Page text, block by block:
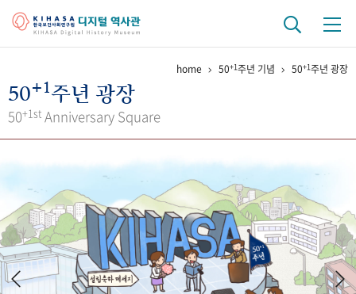
걸어온 길 기관 변천사
키워드로 보는 연구 역사
연구자들
간행물 변천사
기록물 아카이브
사진 아카이브 문서 기록물 행정박물 영상 기록물
home 50+1주년 기념 50+1주년 광장
50+1주년 광장
50+1st Anniversary Square